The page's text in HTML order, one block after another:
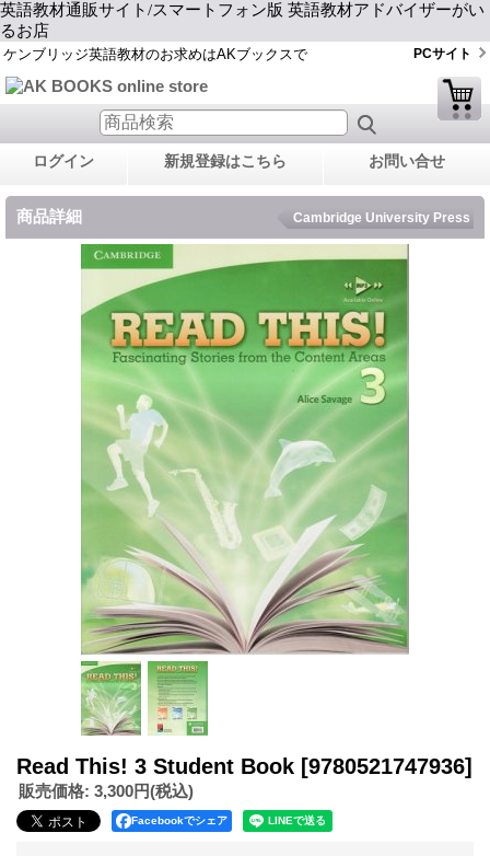
英語教材通販サイト/スマートフォン版 英語教材アドバイザーがい
るお店
ケンブリッジ英語教材のお求めはAKブックスで PCサイト
ログイン 新規登録はこちら お問い合せ
商品詳細 Cambridge University Press
Read This! 3 Student Book [9780521747936]
販売価格: 3,300円(税込)
Facebookでシェア